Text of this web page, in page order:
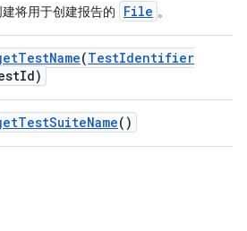
将用于创建报告的 File 。
TestName(TestIdentifier
Id)
TestSuiteName()